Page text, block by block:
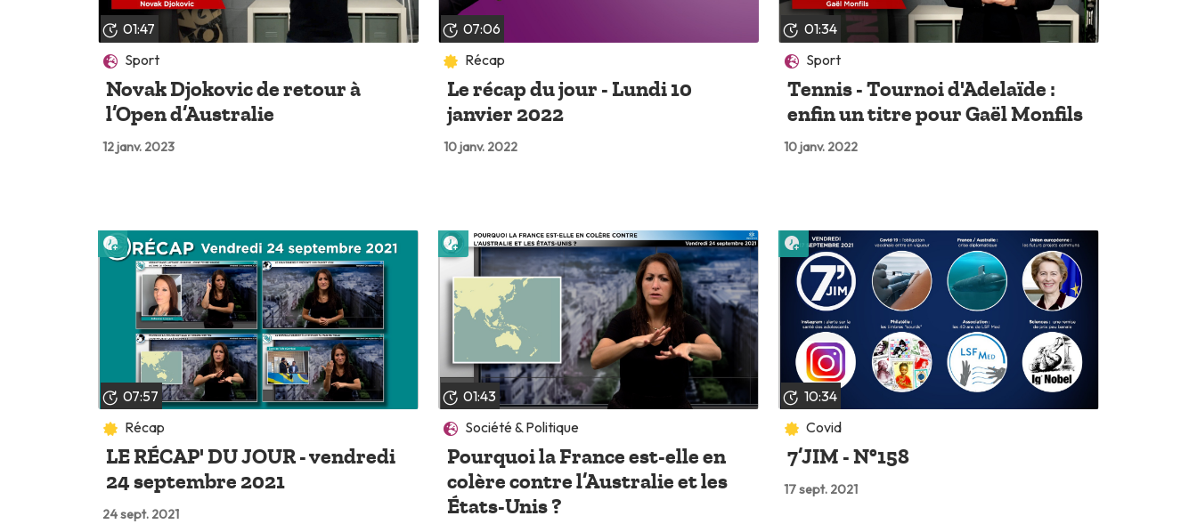
01:47
Sport
Novak Djokovic de retour à
l’Open d’Australie
12 janv. 2023
07:06
Récap
Le récap du jour - Lundi 10
janvier 2022
10 janv. 2022
01:34
Sport
Tennis - Tournoi d'Adelaïde :
enfin un titre pour Gaël Monfils
10 janv. 2022
07:57
Récap
LE RÉCAP' DU JOUR - vendredi
24 septembre 2021
24 sept. 2021
Lire plus tard
01:43
Société & Politique
Pourquoi la France est-elle en
colère contre l’Australie et les
États-Unis ?
Lire plus tard
10:34
Covid
7’JIM - N°158
17 sept. 2021
Lire plus tard